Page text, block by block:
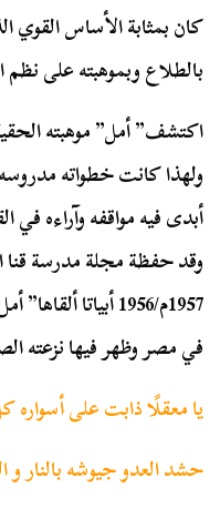
كان بمثابة الأساس القوي
بالطلاع وبموهبته على نظم
اكتشف” أمل” موهبته
ولهذا كانت خطواته
أبدى فيه مواقفه وآراءه في
وقد حفظة مجلة مدرسة قنا
1957م/1956 أبياتا
في مصر وظهر فيها نزعته
يا معقلًا ذابت على أسواره
حشد العدو جيوشه بالنار و